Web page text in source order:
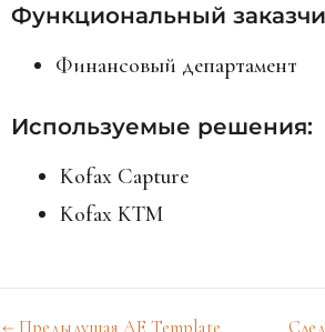
Функциональный
Финансовый департамент
Используемые решения:
Kofax Capture
Kofax KTM